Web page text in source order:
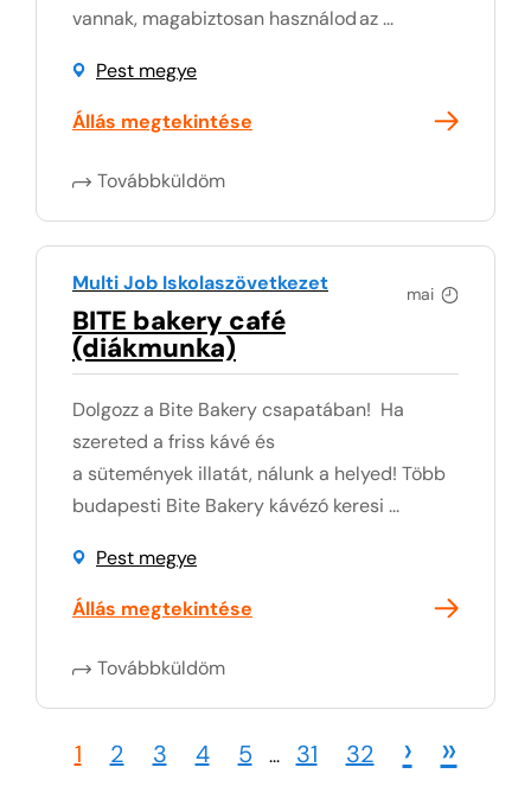
vannak, magabiztosan használod az ...
Pest megye
Állás megtekintése
Továbbküldöm
mai
Multi Job Iskolaszövetkezet
BITE bakery café
(diákmunka)
Dolgozz a Bite Bakery csapatában! Ha
szereted a friss kávé és
a sütemények illatát, nálunk a helyed! Több
budapesti Bite Bakery kávézó keresi ...
Pest megye
Állás megtekintése
Továbbküldöm
1 2 3 4 5 ... 31 32 › »